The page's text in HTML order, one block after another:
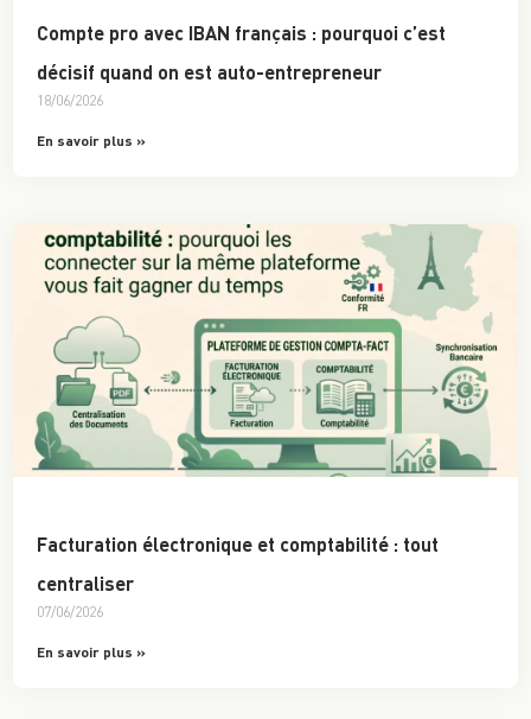
Compte pro avec IBAN français : pourquoi c’est
décisif quand on est auto-entrepreneur
18/06/2026
En savoir plus »
Facturation électronique et comptabilité : tout
centraliser
07/06/2026
En savoir plus »